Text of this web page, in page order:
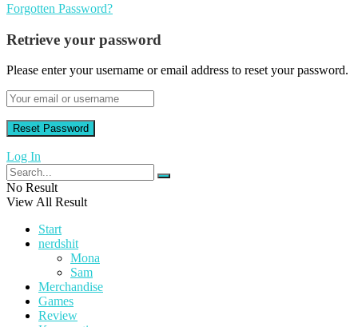
Forgotten Password?
Retrieve your password
Please enter your username or email address to reset your password.
Log In
No Result
View All Result
Start
nerdshit
Mona
Sam
Merchandise
Games
Review